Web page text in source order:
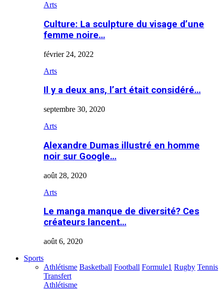
Arts
Culture: La sculpture du visage d’une
femme noire…
février 24, 2022
Arts
Il y a deux ans, l’art était considéré…
septembre 30, 2020
Arts
Alexandre Dumas illustré en homme
noir sur Google…
août 28, 2020
Arts
Le manga manque de diversité? Ces
créateurs lancent…
août 6, 2020
Sports
Athlétisme Basketball Football Formule1 Rugby Tennis
Transfert
Athlétisme